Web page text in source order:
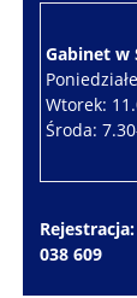
Gabinet w
Wtorek:
Środa:
038 609